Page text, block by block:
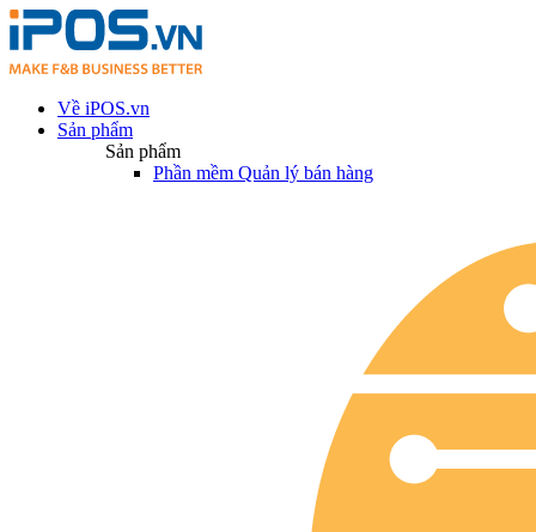
Về iPOS.vn
Sản phẩm
Sản phẩm
Phần mềm Quản lý bán hàng